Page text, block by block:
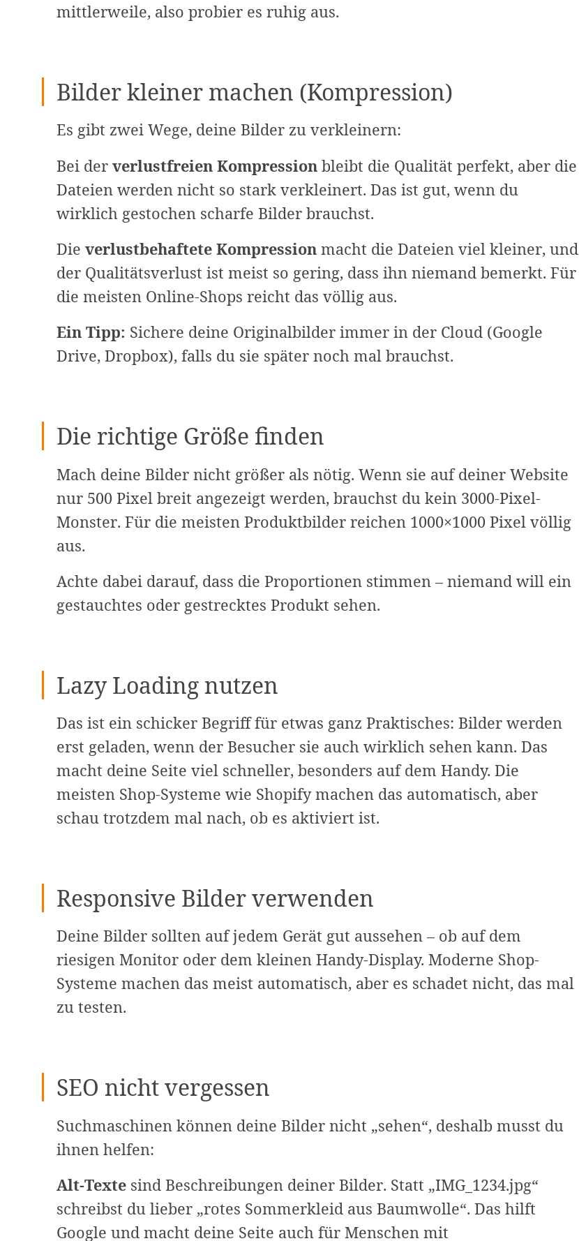
mittlerweile, also probier es ruhig aus.
Bilder kleiner machen (Kompression)
Es gibt zwei Wege, deine Bilder zu verkleinern:
Bei der verlustfreien Kompressionbleibt die Qualität perfekt, aber die
Dateien werden nicht so stark verkleinert. Das ist gut, wenn du
wirklich gestochen scharfe Bilder brauchst.
Die verlustbehaftete Kompressionmacht die Dateien viel kleiner, und
der Qualitätsverlust ist meist so gering, dass ihn niemand bemerkt. Für
die meisten Online-Shops reicht das völlig aus.
Ein Tipp: Sichere deine Originalbilder immer in der Cloud (Google
Drive, Dropbox), falls du sie später noch mal brauchst.
Die richtige Größe finden
Mach deine Bilder nicht größer als nötig. Wenn sie auf deiner Website
nur 500 Pixel breit angezeigt werden, brauchst du kein 3000-Pixel-
Monster. Für die meisten Produktbilder reichen 1000×1000 Pixel völlig
aus.
Achte dabei darauf, dass die Proportionen stimmen – niemand will ein
gestauchtes oder gestrecktes Produkt sehen.
Lazy Loading nutzen
Das ist ein schicker Begriff für etwas ganz Praktisches: Bilder werden
erst geladen, wenn der Besucher sie auch wirklich sehen kann. Das
macht deine Seite viel schneller, besonders auf dem Handy. Die
meisten Shop-Systeme wie Shopify machen das automatisch, aber
schau trotzdem mal nach, ob es aktiviert ist.
Responsive Bilder verwenden
Deine Bilder sollten auf jedem Gerät gut aussehen – ob auf dem
riesigen Monitor oder dem kleinen Handy-Display. Moderne Shop-
Systeme machen das meist automatisch, aber es schadet nicht, das mal
zu testen.
SEO nicht vergessen
Suchmaschinen können deine Bilder nicht „sehen“, deshalb musst du
ihnen helfen:
Alt-Textesind Beschreibungen deiner Bilder. Statt „IMG_1234.jpg“
schreibst du lieber „rotes Sommerkleid aus Baumwolle“. Das hilft
Google und macht deine Seite auch für Menschen mit